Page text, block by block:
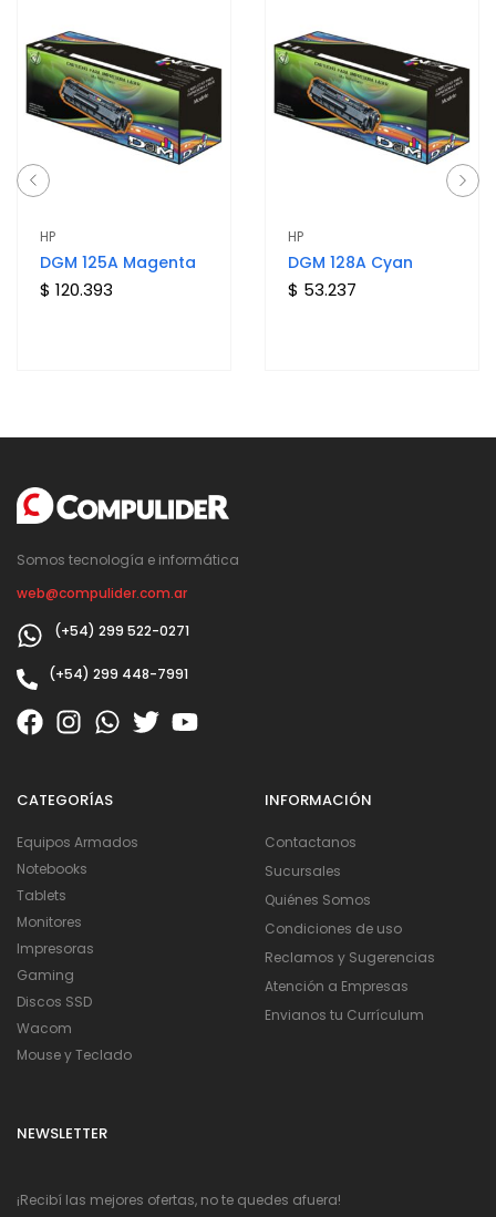
HP
DGM 125A Magenta
$ 120.393
HP
DGM 128A Cyan
$ 53.237
Somos tecnología e informática
web@compulider.com.ar
(+54) 299 522-0271
(+54) 299 448-7991
CATEGORÍAS
Equipos Armados
Notebooks
Tablets
Monitores
Impresoras
Gaming
Discos SSD
Wacom
Mouse y Teclado
INFORMACIÓN
Contactanos
Sucursales
Quiénes Somos
Condiciones de uso
Reclamos y Sugerencias
Atención a Empresas
Envianos tu Currículum
NEWSLETTER
¡Recibí las mejores ofertas, no te quedes afuera!